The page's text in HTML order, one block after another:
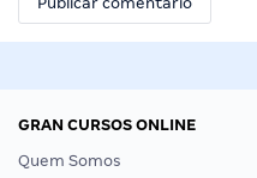
GRAN CURSOS ONLINE
Quem Somos